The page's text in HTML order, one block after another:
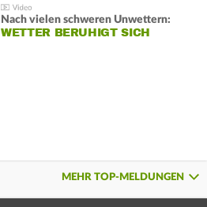
Nach vielen schweren Unwettern:
WETTER BERUHIGT SICH
MEHR TOP-MELDUNGEN